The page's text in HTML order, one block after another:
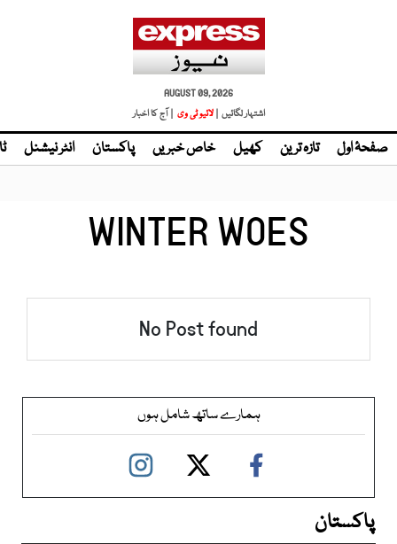
AUGUST 09, 2026
اشتہار لگائیں | لائیو ٹی وی | آج کا اخبار
صفحۂ اول تازہ ترین کھیل خاص خبریں پاکستان انٹر نیشنل
WINTER WOES
No Post found
ہمارے ساتھ شامل ہوں
پاکستان